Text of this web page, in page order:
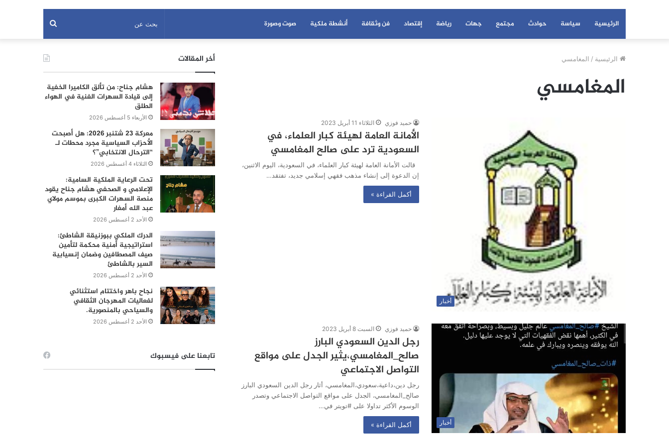
الرئيسية سياسة حوادث مجتمع جهات رياضة إقتصاد فن وثقافة أنشطة ملكية صوت وصورة بحث
عن
الرئيسية / المغامسي
المغامسي
أخبار
حميد فوزي الثلاثاء 11 أبريل 2023
الأمانة العامة لهيئة كبار العلماء، في
السعودية ترد على صالح المغامسي
قالت الأمانة العامة لهيئة كبار العلماء، في السعودية، اليوم الاثنين،
إن الدعوة إلى إنشاء مذهب فقهي إسلامي جديد، تفتقد…
أكمل القراءة »
أخبار
حميد فوزي السبت 8 أبريل 2023
رجل الدين السعودي البارز
صالح_المغامسي،يثير الجدل على مواقع
التواصل الاجتماعي
رجل دين،داعية،سعودي،المغامسي، أثار رجل الدين السعودي البارز
صالح_المغامسي، الجدل على مواقع التواصل الاجتماعي وتصدر
الوسوم الأكثر تداولا على #تويتر في…
أكمل القراءة »
أخر المقالات
هشام جناح: من تألق الكاميرا الخفية
إلى قيادة السهرات الفنية في الهواء
الطلق
الأربعاء 5 أغسطس 2026
معركة 23 شتنبر 2026: هل أصبحت
الأحزاب السياسية مجرد محطات لـ
“الترحال الانتخابي”؟
الثلاثاء 4 أغسطس 2026
تحت الرعاية الملكية السامية:
الإعلامي و الصحفي هشام جناح يقود
منصة السهرات الكبرى بموسم مولاي
عبد الله أمغار
الأحد 2 أغسطس 2026
الدرك الملكي ببوزنيقة الشاطئ:
استراتيجية أمنية محكمة لتأمين
صيف المصطافين وضمان إنسيابية
السير بالشاطئ
الأحد 2 أغسطس 2026
نجاح باهر واختتام استثنائي
لفعاليات المهرجان الثقافي
والسياحي بالمنصورية.
الأحد 2 أغسطس 2026
تابعنا على فيسبوك